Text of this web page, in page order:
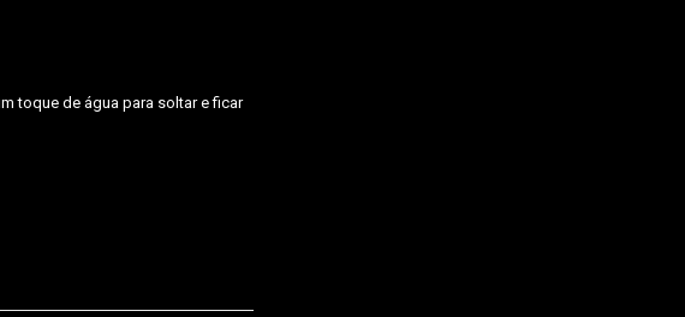
toque de água para soltar e ficar